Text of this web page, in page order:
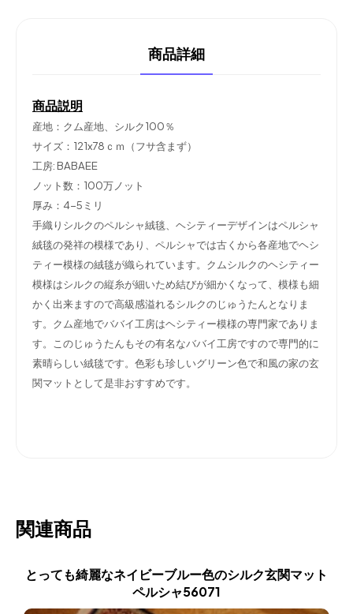
商品詳細
商品説明
産地：クム産地、シルク100％
サイズ：121x78ｃｍ（フサ含まず）
工房: BABAEE
ノット数：100万ノット
厚み：4-5ミリ
手織りシルクのペルシャ絨毯、ヘシティーデザインはペルシャ
絨毯の発祥の模様であり、ペルシャでは古くから各産地でヘシ
ティー模様の絨毯が織られています。クムシルクのヘシティー
模様はシルクの縦糸が細いため結びが細かくなって、模様も細
かく出来ますので高級感溢れるシルクのじゅうたんとなりま
す。クム産地でババイ工房はヘシティー模様の専門家でありま
す。このじゅうたんもその有名なババイ工房ですので専門的に
素晴らしい絨毯です。色彩も珍しいグリーン色で和風の家の玄
関マットとして是非おすすめです。
関連商品
とっても綺麗なネイビーブルー色のシルク玄関マット
ペルシャ56071